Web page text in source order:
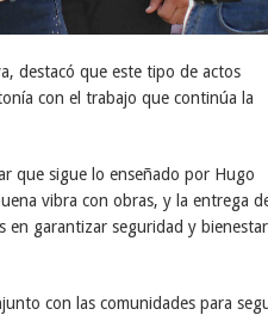
destacó que este tipo de actos
con el trabajo que continúa la
que sigue lo enseñado por Hugo
vibra con obras, y la entrega
en garantizar seguridad y
con las comunidades para